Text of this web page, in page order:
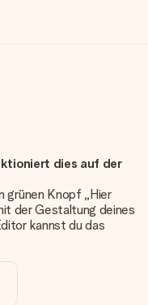
dies auf der
grünen Knopf „Hier
der Gestaltung deines
kannst du das
um deinem
verleihen.